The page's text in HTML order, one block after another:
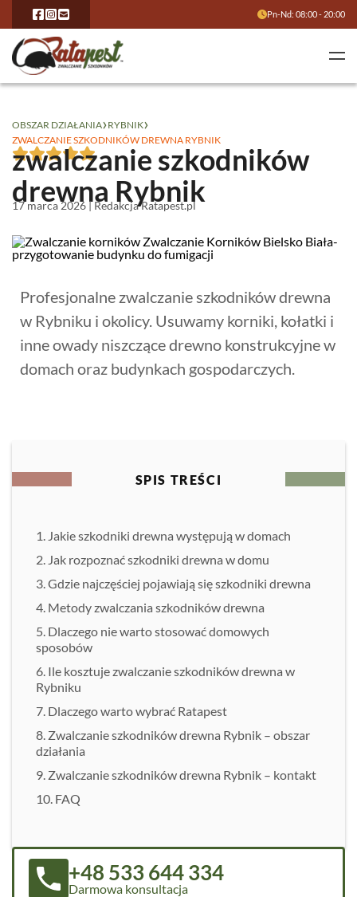
Pn-Nd: 08:00 - 20:00
OBSZAR DZIAŁANIA›RYBNIK›
ZWALCZANIE SZKODNIKÓW DREWNA RYBNIK
zwalczanie szkodników
drewna Rybnik
17 marca 2026 | Redakcja Ratapest.pl
Profesjonalne zwalczanie szkodników drewna
w Rybniku i okolicy. Usuwamy korniki, kołatki i
inne owady niszczące drewno konstrukcyjne w
domach oraz budynkach gospodarczych.
SPIS TREŚCI
Jakie szkodniki drewna występują w domach
Jak rozpoznać szkodniki drewna w domu
Gdzie najczęściej pojawiają się szkodniki drewna
Metody zwalczania szkodników drewna
Dlaczego nie warto stosować domowych
sposobów
Ile kosztuje zwalczanie szkodników drewna w
Rybniku
Dlaczego warto wybrać Ratapest
Zwalczanie szkodników drewna Rybnik – obszar
działania
Zwalczanie szkodników drewna Rybnik – kontakt
FAQ
+48 533 644 334
Darmowa konsultacja